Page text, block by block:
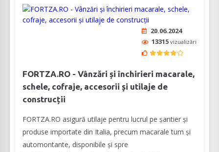
20.06.2024
13315 vizualizări
FORTZA.RO - Vânzări și închirieri macarale,
schele, cofraje, accesorii și utilaje de
construcții
FORTZA.RO asigură utilaje pentru lucrul pe șantier și
produse importate din Italia, precum macarale turn și
automontante, disponibile și spre